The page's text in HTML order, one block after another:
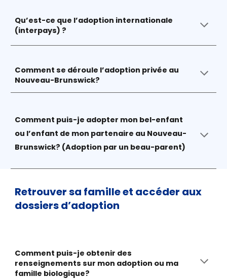
Qu’est-ce que l’adoption internationale
(interpays) ?
Comment se déroule l’adoption privée au
Nouveau-Brunswick?
Comment puis-je adopter mon bel-enfant
ou l’enfant de mon partenaire au Nouveau-
Brunswick? (Adoption par un beau-parent)
Retrouver sa famille et accéder aux
dossiers d’adoption
Comment puis-je obtenir des
renseignements sur mon adoption ou ma
famille biologique?